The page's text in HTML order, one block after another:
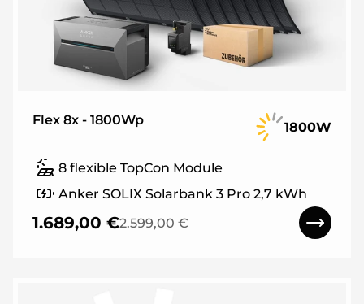
Flex 8x - 1800Wp 1800W
8 flexible TopCon Module
Anker SOLIX Solarbank 3 Pro 2,7 kWh
1.689,00 €2.599,00 €